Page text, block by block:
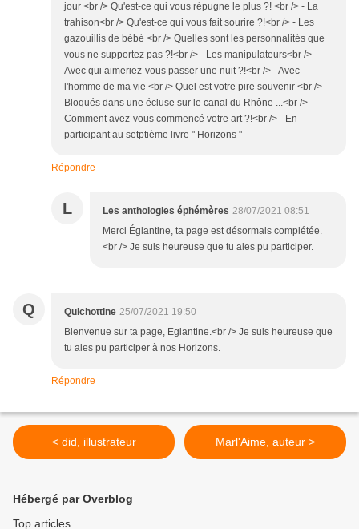
jour <br /> Qu'est-ce qui vous répugne le plus ?! <br /> - La
trahison<br /> Qu'est-ce qui vous fait sourire ?!<br /> - Les
gazouillis de bébé <br /> Quelles sont les personnalités que
vous ne supportez pas ?!<br /> - Les manipulateurs<br />
Avec qui aimeriez-vous passer une nuit ?!<br /> - Avec
l'homme de ma vie <br /> Quel est votre pire souvenir <br /> -
Bloqués dans une écluse sur le canal du Rhône ...<br />
Comment avez-vous commencé votre art ?!<br /> - En
participant au setptième livre " Horizons "
Répondre
L Les anthologies éphémères 28/07/2021 08:51
Merci Églantine, ta page est désormais complétée.
<br /> Je suis heureuse que tu aies pu participer.
Q Quichottine 25/07/2021 19:50
Bienvenue sur ta page, Eglantine.<br /> Je suis heureuse que
tu aies pu participer à nos Horizons.
Répondre
< did, illustrateur Marl'Aime, auteur >
Hébergé par Overblog
Top articles